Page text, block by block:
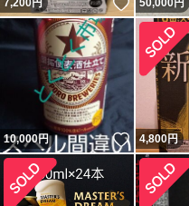
7,200円 いいね！
50,000円
10,000円 いいね！
4,800円